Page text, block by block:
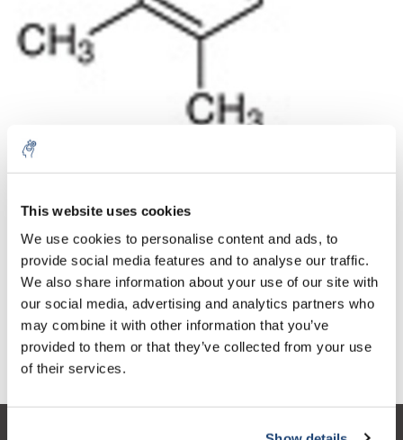
This website uses cookies
We use cookies to personalise content and ads, to
provide social media features and to analyse our traffic.
We also share information about your use of our site with
our social media, advertising and analytics partners who
may combine it with other information that you’ve
provided to them or that they’ve collected from your use
of their services.
1 Stuk Excl. btw
€282,16
Incl. btw
Toevoegen aan winkelwagen
Informatie